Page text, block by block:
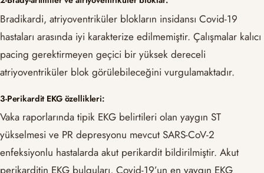
Bradikardi, atriyoventriküler blokların insidansı Covid-19
hastaları arasında iyi karakterize edilmemiştir. Çalışmalar kalıcı
pacing gerektirmeyen geçici bir yüksek dereceli
atriyoventriküler blok görülebileceğini vurgulamaktadır.
3-Perikardit EKG özellikleri:
Vaka raporlarında tipik EKG belirtileri olan yaygın ST
yükselmesi ve PR depresyonu mevcut SARS-CoV-2
enfeksiyonlu hastalarda akut perikardit bildirilmiştir. Akut
perikarditin EKG bulguları, Covid-19’un en yaygın EKG